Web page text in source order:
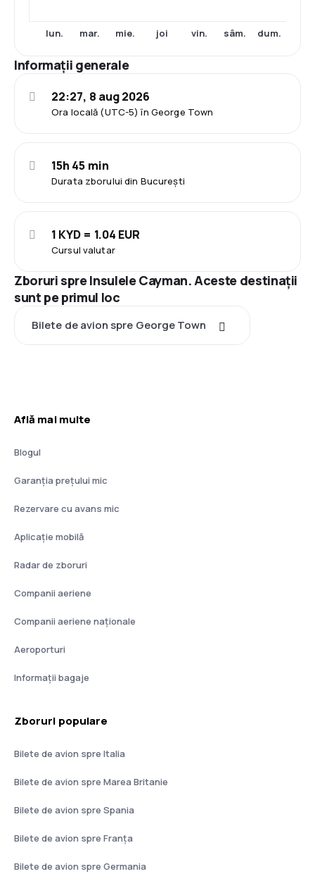
lun. mar. mie. joi vin. sâm. dum.
Informații generale
Ora locală (UTC-5) în George Town
22:27, 8 aug 2026
Durata zborului din București
15h 45 min
Cursul valutar
1 KYD = 1.04 EUR
Zboruri spre Insulele Cayman. Aceste destinații
sunt pe primul loc
Bilete de avion spre George Town
Află mai multe
Blogul
Garanția prețului mic
Rezervare cu avans mic
Aplicație mobilă
Radar de zboruri
Companii aeriene
Companii aeriene naţionale
Aeroporturi
Informații bagaje
Zboruri populare
Bilete de avion spre Italia
Bilete de avion spre Marea Britanie
Bilete de avion spre Spania
Bilete de avion spre Franţa
Bilete de avion spre Germania